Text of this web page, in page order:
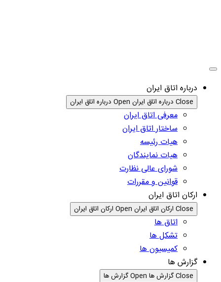
درباره اتاق ایران
Close درباره اتاق ایران Open درباره اتاق ایران
معرفی اتاق ایران
ساختار اتاق ایران
هیات رئیسه
هیات نمایندگان
شورای عالی نظارت
قوانین و مقررات
ارکان اتاق ایران
Close ارکان اتاق ایران Open ارکان اتاق ایران
اتاق ها
تشکل ها
کمیسیون ها
گزارش ها
Close گزارش ها Open گزارش ها